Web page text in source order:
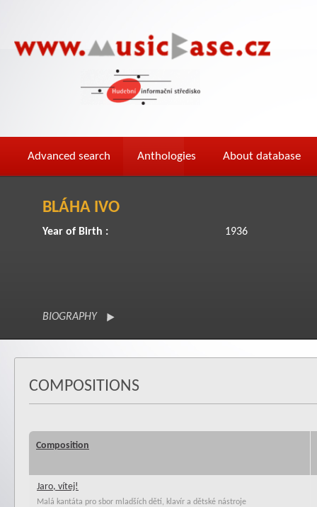
Advanced search Anthologies About database
BLÁHA IVO
Year of Birth : 1936
BIOGRAPHY
COMPOSITIONS
Composition
Jaro, vítej!
Malá kantáta pro sbor mladších dětí, klavír a dětské nástroje